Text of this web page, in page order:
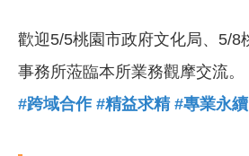
歡迎5/5桃園市政府文化局、5/8
事務所蒞臨本所業務觀摩交流。
#跨域合作 #精益求精 #專業永續